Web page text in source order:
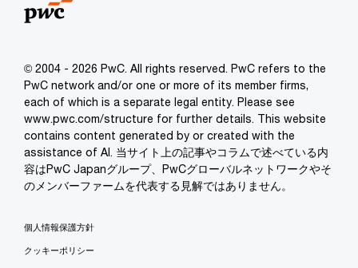
© 2004 - 2026 PwC. All rights reserved. PwC refers to the
PwC network and/or one or more of its member firms,
each of which is a separate legal entity. Please see
www.pwc.com/structure for further details. This website
contains content generated by or created with the
assistance of AI. 当サイト上の記事やコラムで述べている内
容はPwC Japanグループ、PwCグローバルネットワークやそ
のメンバーファームを代表する見解ではありません。
個人情報保護方針
クッキーポリシー